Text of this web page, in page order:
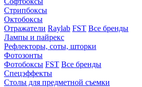
Стрипбоксы
Октобоксы
Отражатели Raylab FST Все бренды
Лампы и пайрекс
Рефлекторы, соты, шторки
Фотозонты
Фотобоксы FST Все бренды
Спецэффекты
Столы для предметной съемки